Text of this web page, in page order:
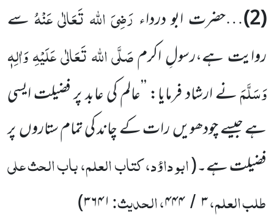
(2) …حضرت ابو درداء رَضِیَ اللہ تَعَالٰی عَنْہُسے
روایت ہے،رسولِ اکرمصَلَّی اللہ تَعَالٰی عَلَیْہِ وَاٰلِہٖ
وَسَلَّمَنے ارشاد فرمایا: ’’عالم کی عابد پر فضیلت ایسی
ہے جیسے چودھویں رات کے چاند کی تمام ستاروں پر
فضیلت ہے۔(ابو داؤد، کتاب العلم، باب الحث علی
طلب العلم،۳ /۴۴۴، الحدیث:۳۶۴۱)